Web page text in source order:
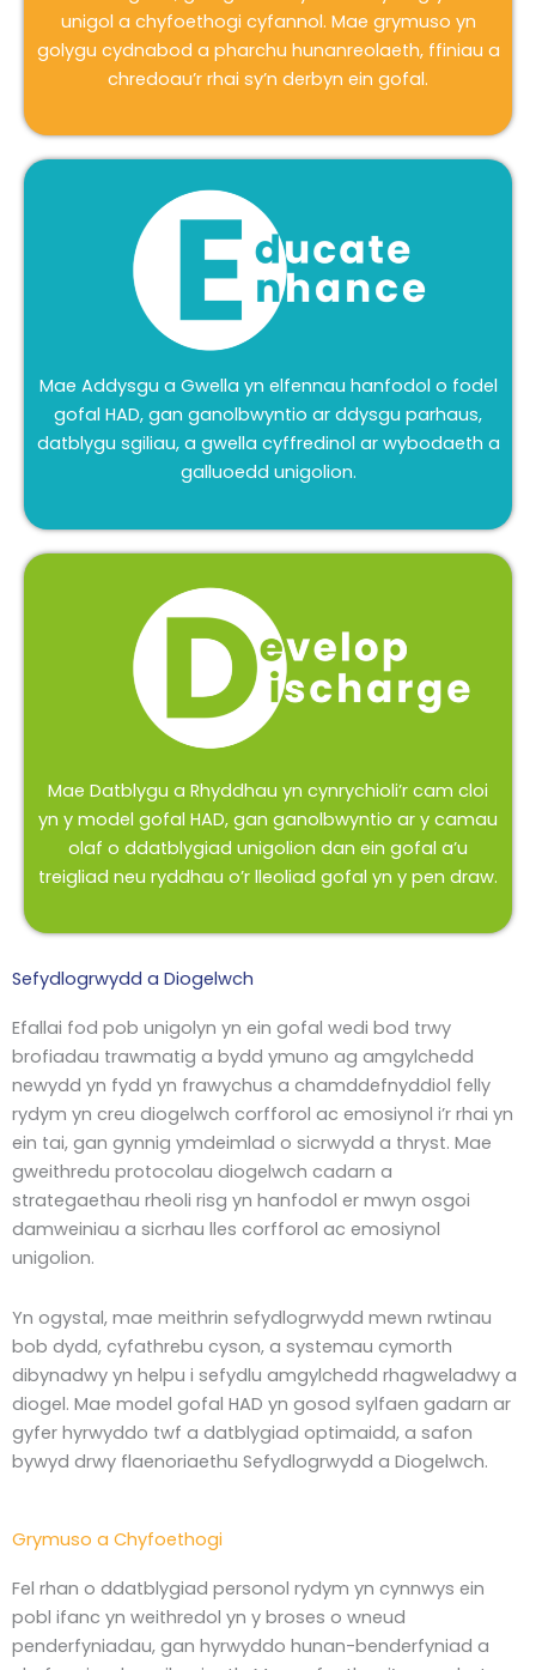
unigol a chyfoethogi cyfannol. Mae grymuso yn
golygu cydnabod a pharchu hunanreolaeth, ffiniau a
chredoau’r rhai sy’n derbyn ein gofal.
Mae Addysgu a Gwella yn elfennau hanfodol o fodel
gofal HAD, gan ganolbwyntio ar ddysgu parhaus,
datblygu sgiliau, a gwella cyffredinol ar wybodaeth a
galluoedd unigolion.
Mae Datblygu a Rhyddhau yn cynrychioli’r cam cloi
yn y model gofal HAD, gan ganolbwyntio ar y camau
olaf o ddatblygiad unigolion dan ein gofal a’u
treigliad neu ryddhau o’r lleoliad gofal yn y pen draw.
Sefydlogrwydd a Diogelwch
Efallai fod pob unigolyn yn ein gofal wedi bod trwy
brofiadau trawmatig a bydd ymuno ag amgylchedd
newydd yn fydd yn frawychus a chamddefnyddiol felly
rydym yn creu diogelwch corfforol ac emosiynol i’r rhai yn
ein tai, gan gynnig ymdeimlad o sicrwydd a thryst. Mae
gweithredu protocolau diogelwch cadarn a
strategaethau rheoli risg yn hanfodol er mwyn osgoi
damweiniau a sicrhau lles corfforol ac emosiynol
unigolion.
Yn ogystal, mae meithrin sefydlogrwydd mewn rwtinau
bob dydd, cyfathrebu cyson, a systemau cymorth
dibynadwy yn helpu i sefydlu amgylchedd rhagweladwy a
diogel. Mae model gofal HAD yn gosod sylfaen gadarn ar
gyfer hyrwyddo twf a datblygiad optimaidd, a safon
bywyd drwy flaenoriaethu Sefydlogrwydd a Diogelwch.
Grymuso a Chyfoethogi
Fel rhan o ddatblygiad personol rydym yn cynnwys ein
pobl ifanc yn weithredol yn y broses o wneud
penderfyniadau, gan hyrwyddo hunan-benderfyniad a